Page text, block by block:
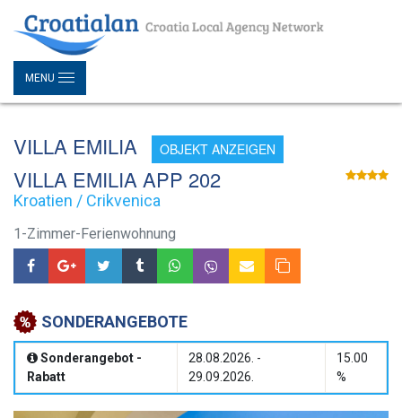
MENU
VILLA EMILIA OBJEKT ANZEIGEN
VILLA EMILIA APP 202
Kroatien / Crikvenica
1-Zimmer-Ferienwohnung
SONDERANGEBOTE
Sonderangebot -
Rabatt
28.08.2026. -
29.09.2026.
15.00
%